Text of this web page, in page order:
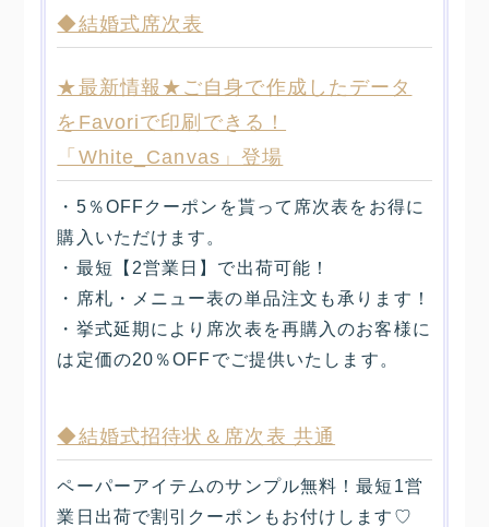
◆結婚式席次表
★最新情報★ご自身で作成したデータ
をFavoriで印刷できる！
「White_Canvas」登場
・5％OFFクーポンを貰って席次表をお得に
購入いただけます。
・最短【2営業日】で出荷可能！
・席札・メニュー表の単品注文も承ります！
・挙式延期により席次表を再購入のお客様に
は定価の20％OFFでご提供いたします。
◆結婚式招待状＆席次表 共通
ペーパーアイテムのサンプル無料！最短1営
業日出荷で割引クーポンもお付けします♡